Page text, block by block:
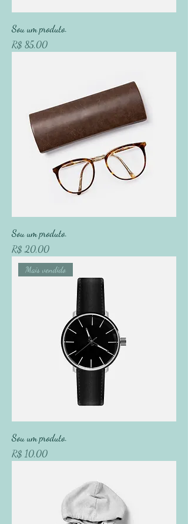
Sou um produto.
Preço
R$ 85,00
Sou um produto.
Preço
R$ 20,00
Mais vendido
Sou um produto.
Preço
R$ 10,00